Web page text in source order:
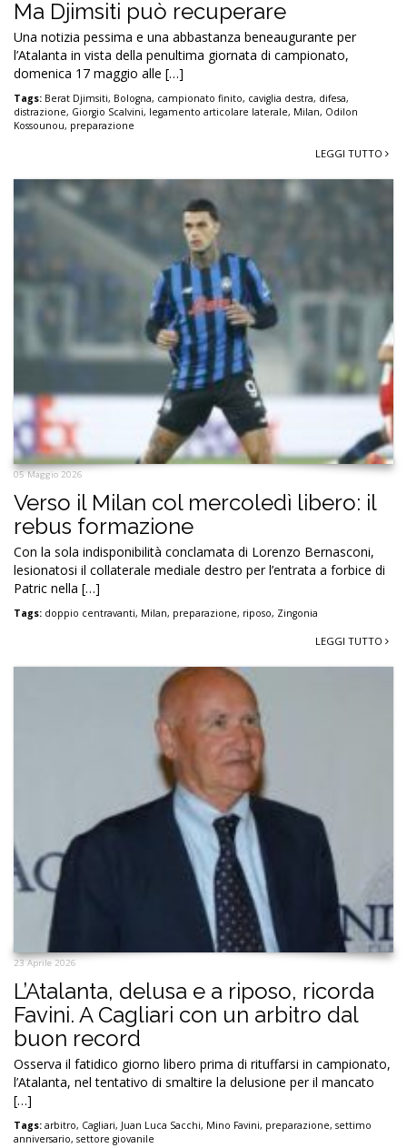
Ma Djimsiti può recuperare
Una notizia pessima e una abbastanza beneaugurante per
l’Atalanta in vista della penultima giornata di campionato,
domenica 17 maggio alle […]
Tags: Berat Djimsiti, Bologna, campionato finito, caviglia destra, difesa,
distrazione, Giorgio Scalvini, legamento articolare laterale, Milan, Odilon
Kossounou, preparazione
LEGGI TUTTO
05 Maggio 2026
Verso il Milan col mercoledì libero: il
rebus formazione
Con la sola indisponibilità conclamata di Lorenzo Bernasconi,
lesionatosi il collaterale mediale destro per l’entrata a forbice di
Patric nella […]
Tags: doppio centravanti, Milan, preparazione, riposo, Zingonia
LEGGI TUTTO
23 Aprile 2026
L’Atalanta, delusa e a riposo, ricorda
Favini. A Cagliari con un arbitro dal
buon record
Osserva il fatidico giorno libero prima di rituffarsi in campionato,
l’Atalanta, nel tentativo di smaltire la delusione per il mancato
[…]
Tags: arbitro, Cagliari, Juan Luca Sacchi, Mino Favini, preparazione, settimo
anniversario, settore giovanile